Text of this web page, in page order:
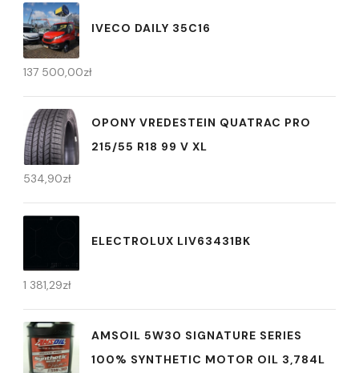
IVECO DAILY 35C16
137 500,00zł
OPONY VREDESTEIN QUATRAC PRO
215/55 R18 99 V XL
534,90zł
ELECTROLUX LIV63431BK
1 381,29zł
AMSOIL 5W30 SIGNATURE SERIES
100% SYNTHETIC MOTOR OIL 3,784L